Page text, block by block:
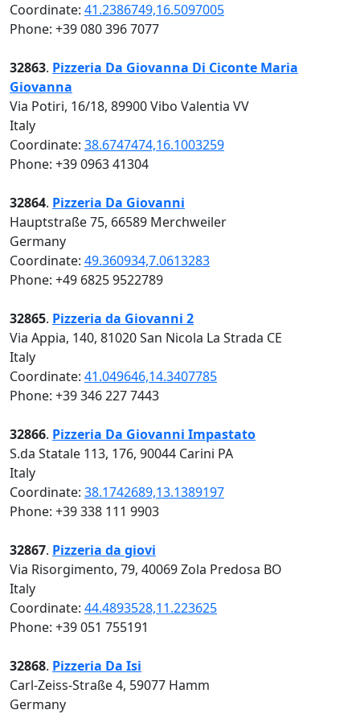
Coordinate: 41.2386749,16.5097005
Phone: +39 080 396 7077
32863. Pizzeria Da Giovanna Di Ciconte Maria
Giovanna
Via Potiri, 16/18, 89900 Vibo Valentia VV
Italy
Coordinate: 38.6747474,16.1003259
Phone: +39 0963 41304
32864. Pizzeria Da Giovanni
Hauptstraße 75, 66589 Merchweiler
Germany
Coordinate: 49.360934,7.0613283
Phone: +49 6825 9522789
32865. Pizzeria da Giovanni 2
Via Appia, 140, 81020 San Nicola La Strada CE
Italy
Coordinate: 41.049646,14.3407785
Phone: +39 346 227 7443
32866. Pizzeria Da Giovanni Impastato
S.da Statale 113, 176, 90044 Carini PA
Italy
Coordinate: 38.1742689,13.1389197
Phone: +39 338 111 9903
32867. Pizzeria da giovi
Via Risorgimento, 79, 40069 Zola Predosa BO
Italy
Coordinate: 44.4893528,11.223625
Phone: +39 051 755191
32868. Pizzeria Da Isi
Carl-Zeiss-Straße 4, 59077 Hamm
Germany